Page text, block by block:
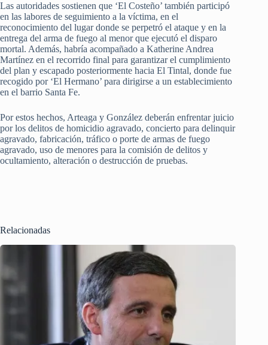
Las autoridades sostienen que ‘El Costeño’ también participó
en las labores de seguimiento a la víctima, en el
reconocimiento del lugar donde se perpetró el ataque y en la
entrega del arma de fuego al menor que ejecutó el disparo
mortal. Además, habría acompañado a Katherine Andrea
Martínez en el recorrido final para garantizar el cumplimiento
del plan y escapado posteriormente hacia El Tintal, donde fue
recogido por ‘El Hermano’ para dirigirse a un establecimiento
en el barrio Santa Fe.
Por estos hechos, Arteaga y González deberán enfrentar juicio
por los delitos de homicidio agravado, concierto para delinquir
agravado, fabricación, tráfico o porte de armas de fuego
agravado, uso de menores para la comisión de delitos y
ocultamiento, alteración o destrucción de pruebas.
Relacionadas